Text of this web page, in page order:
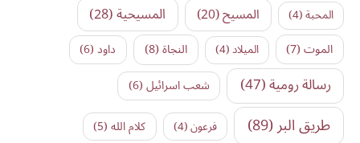
المحبة(4) المسيح(20) المسيحية(28)
الموت(7) الميلاد(4) النجاة(8) داود(6)
رسالة رومية(47) شعب اسرائيل(6)
طريق البر(89) فرعون(4) كلام الله(5)